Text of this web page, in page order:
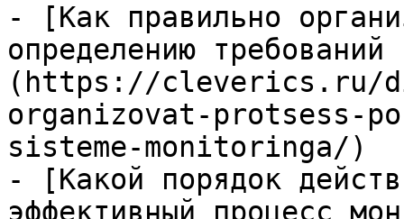
- [Как правильно
определению
(https://cleverics.ru/
organizovat-protsess-
sisteme-monitoringa/)
- [Какой порядок
эффективный процесс